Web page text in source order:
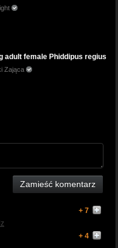
adult female Phiddipus regius
Zająca
Zamieść komentarz
+ 7
+ 4